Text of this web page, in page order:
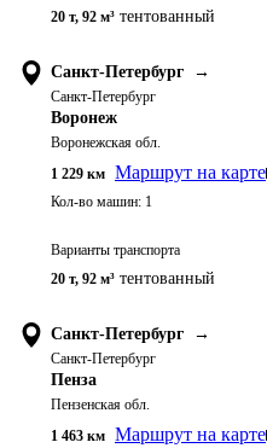
20 т, 92 м³ тентованный
Санкт-Петербург →
Санкт-Петербург
Воронеж
Воронежская обл.
1 229 км Маршрут на карте
Кол-во машин: 1
Варианты транспорта
20 т, 92 м³ тентованный
Санкт-Петербург →
Санкт-Петербург
Пенза
Пензенская обл.
1 463 км Маршрут на карте